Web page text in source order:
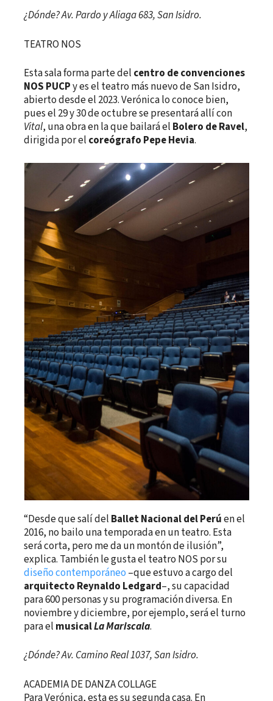
¿Dónde? Av. Pardo y Aliaga 683, San Isidro.
TEATRO NOS
Esta sala forma parte del centro de convenciones
NOS PUCPy es el teatro más nuevo de San Isidro,
abierto desde el 2023. Verónica lo conoce bien,
pues el 29 y 30 de octubre se presentará allí con
Vital, una obra en la que bailará el Bolero de Ravel,
dirigida por el coreógrafo Pepe Hevia.
“Desde que salí del Ballet Nacional del Perúen el
2016, no bailo una temporada en un teatro. Esta
será corta, pero me da un montón de ilusión”,
explica. También le gusta el teatro NOS por su
diseño contemporáneo –que estuvo a cargo del
arquitecto Reynaldo Ledgard–, su capacidad
para 600 personas y su programación diversa. En
noviembre y diciembre, por ejemplo, será el turno
para el musicalLa Mariscala.
¿Dónde? Av. Camino Real 1037, San Isidro.
ACADEMIA DE DANZA COLLAGE
Para Verónica, esta es su segunda casa. En